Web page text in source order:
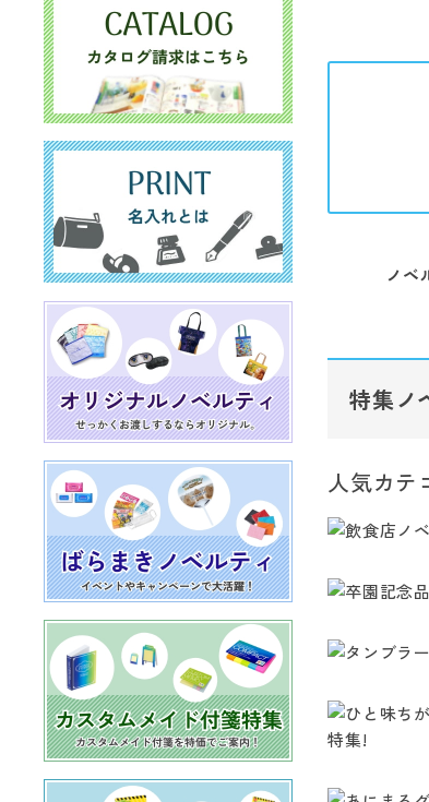
ノベ
特集ノ
人気カテ